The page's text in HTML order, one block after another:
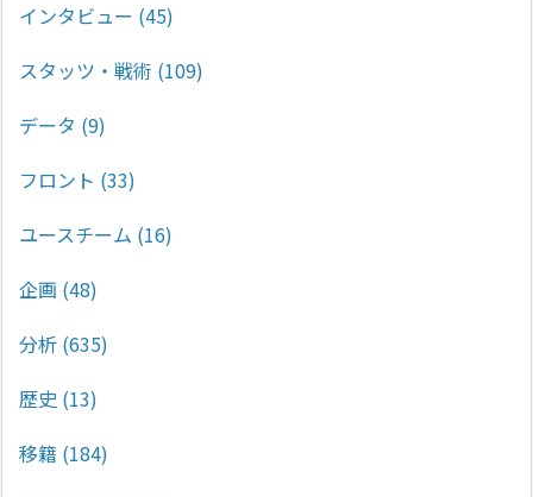
インタビュー (45)
スタッツ・戦術 (109)
データ (9)
フロント (33)
ユースチーム (16)
企画 (48)
分析 (635)
歴史 (13)
移籍 (184)